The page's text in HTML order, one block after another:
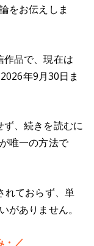
をお伝えしま
品で、現在は
年9月30日ま
、続きを読むに
唯一の方法で
れておらず、単
がありません。
・／